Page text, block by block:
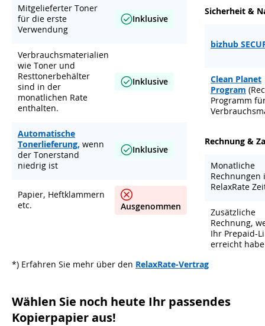
Mitgelieferter Toner
für die erste
Verwendung
Inklusive
Verbrauchsmaterialien
wie Toner und
Resttonerbehälter
sind in der
monatlichen Rate
enthalten.
Inklusive
Automatische
Tonerlieferung, wenn
der Tonerstand
niedrig ist
Inklusive
Papier, Heftklammern
etc.
Ausgenommen
Sicherheit &
bizhub
Clean Planet
Program
Programm
Rechnung &
Monatliche
Rechnungen
RelaxRate
Zusätzliche
Rechnung,
Ihr Prepaid-
erreicht
*) Erfahren Sie mehr über den RelaxRate-Vertrag
Wählen Sie noch heute Ihr passendes
Kopierpapier aus!